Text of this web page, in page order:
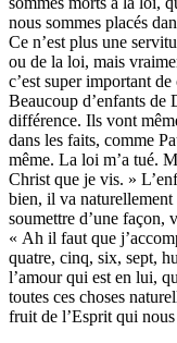
nous sommes placés
Ce n’est plus une
ou de la loi, mais
c’est super important
Beaucoup d’enfants de
différence. Ils vont
dans les faits, comme
même. La loi m’a tué.
Christ que je vis. »
bien, il va naturellement
soumettre d’une façon,
« Ah il faut que
quatre, cinq, six, sept,
l’amour qui est en lui,
toutes ces choses
fruit de l’Esprit qui nous